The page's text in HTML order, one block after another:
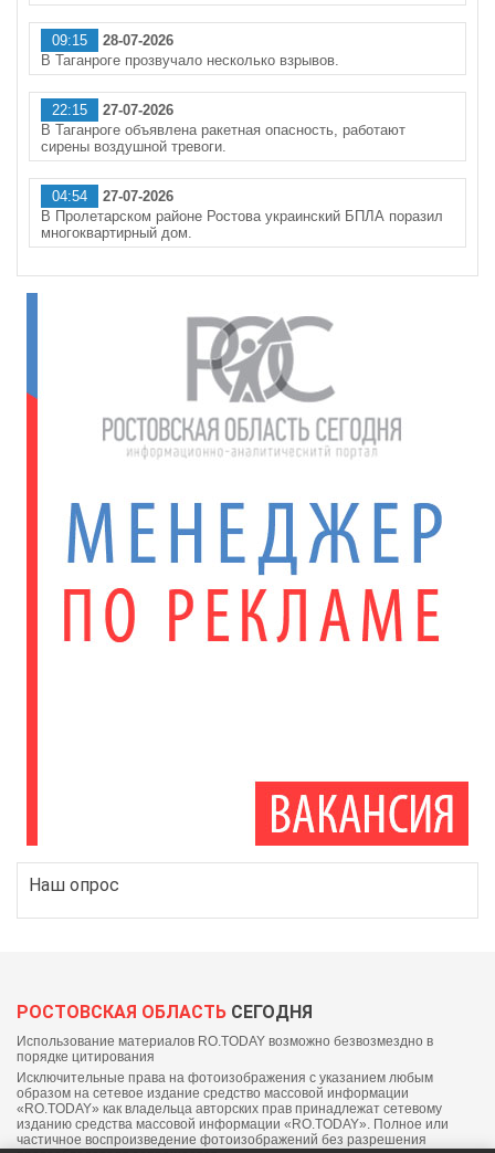
09:15
28-07-2026
В Таганроге прозвучало несколько взрывов.
22:15
27-07-2026
В Таганроге объявлена ракетная опасность, работают
сирены воздушной тревоги.
04:54
27-07-2026
В Пролетарском районе Ростова украинский БПЛА поразил
многоквартирный дом.
Наш опрос
РОСТОВСКАЯ ОБЛАСТЬ СЕГОДНЯ
Использование материалов RO.TODAY возможно безвозмездно в
порядке цитирования
Исключительные права на фотоизображения с указанием любым
образом на сетевое издание средство массовой информации
«RO.TODAY» как владельца авторских прав принадлежат сетевому
изданию средства массовой информации «RO.TODAY». Полное или
частичное воспроизведение фотоизображений без разрешения